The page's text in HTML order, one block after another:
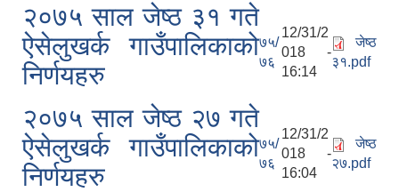
२०७५ साल जेष्ठ ३१ गते
ऐसेलुखर्क गाउँपालिकाको
निर्णयहरु
७५/
७६
12/31/2
018 -
16:14
जेष्ठ
३१.pdf
२०७५ साल जेष्ठ २७ गते
ऐसेलुखर्क गाउँपालिकाको
निर्णयहरु
७५/
७६
12/31/2
018 -
16:04
जेष्ठ
२७.pdf